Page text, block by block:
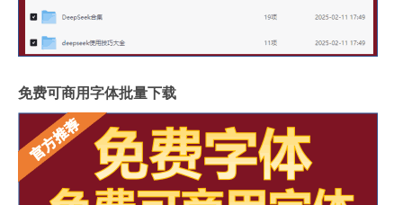
免费可商用字体批量下载